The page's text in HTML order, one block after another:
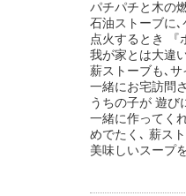
パチパチと木の
石油ストーブに
点火するとき 『
我が家とは大違
薪ストーブも､
一緒にお宅訪問
うちの子が 遊び
一緒に作ってく
めでたく､ 薪ス
美味しいスープ